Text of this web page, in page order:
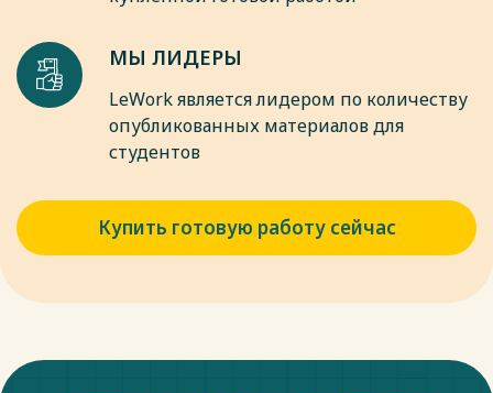
МЫ ЛИДЕРЫ
LeWork является лидером по количеству
опубликованных материалов для
студентов
Купить готовую работу сейчас